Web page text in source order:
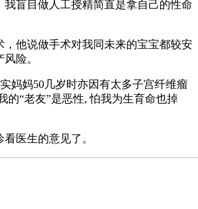
我盲目做人工授精简直是拿自己的性命
，他说做手术对我同未来的宝宝都较安
险。
妈妈50几岁时亦因有太多子宫纤维瘤
的“老友”是恶性, 怕我为生育命也掉
医生的意见了。